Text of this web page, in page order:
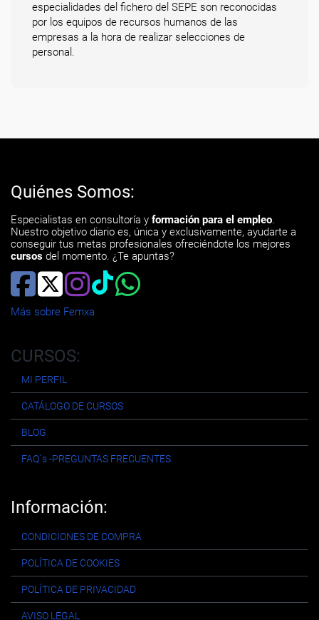
especialidades del fichero del SEPE son reconocidas
por los equipos de recursos humanos de las
empresas a la hora de realizar selecciones de
personal.
Quiénes Somos:
Especialistas en consultoría y formación para el empleo.
Nuestro objetivo diario es, única y exclusivamente, ayudarte a
conseguir tus metas profesionales ofreciéndote los mejores
cursos del momento. ¿Te apuntas?
Más sobre Femxa
CURSOS:
MI PERFIL
CATÁLOGO DE CURSOS
BLOG
FAQ´s -PREGUNTAS FRECUENTES
Información:
CONDICIONES DE COMPRA
POLÍTICA DE COOKIES
POLÍTICA DE PRIVACIDAD
AVISO LEGAL